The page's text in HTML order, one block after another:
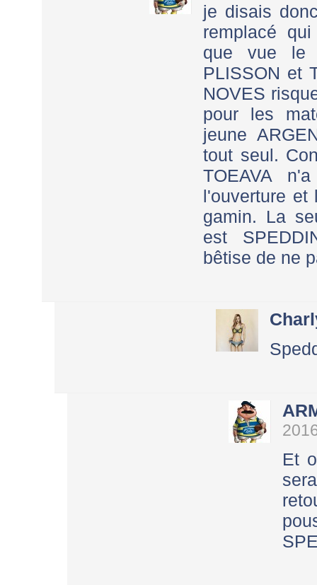
je disais
remplacé
que vue le
PLISSON et
NOVES
pour les
jeune
tout seul.
TOEAVA
l'ouverture et
gamin. La
est
bêtise de ne
Et